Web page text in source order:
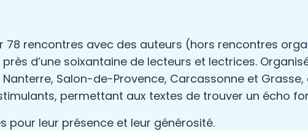
78 rencontres avec des auteurs (hors rencontres
d’une soixantaine de lecteurs et lectrices.
Salon-de-Provence, Carcassonne et
permettant aux textes de trouver un écho
pour leur présence et leur générosité.